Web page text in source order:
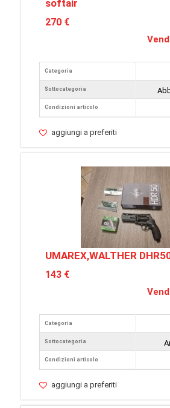
softair
270 €
Categoria
Sottocategoria
Condizioni articolo
aggiungi a preferiti
UMAREX,WALTHER
143 €
Categoria
Sottocategoria
Condizioni articolo
aggiungi a preferiti